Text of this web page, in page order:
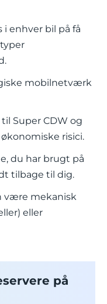
i enhver bil på få
mobilnetværk
Super CDW og
risici.
du har brugt på
tilbage til dig.
være mekanisk
eller
på